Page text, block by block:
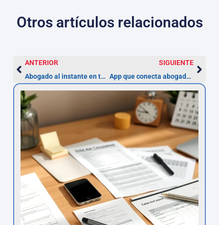
Otros artículos relacionados
ANTERIOR
Abogado al instante en tu móvil con Asesor.Legal
SIGUIENTE
App que conecta abogados al instante | Asesor.Legal